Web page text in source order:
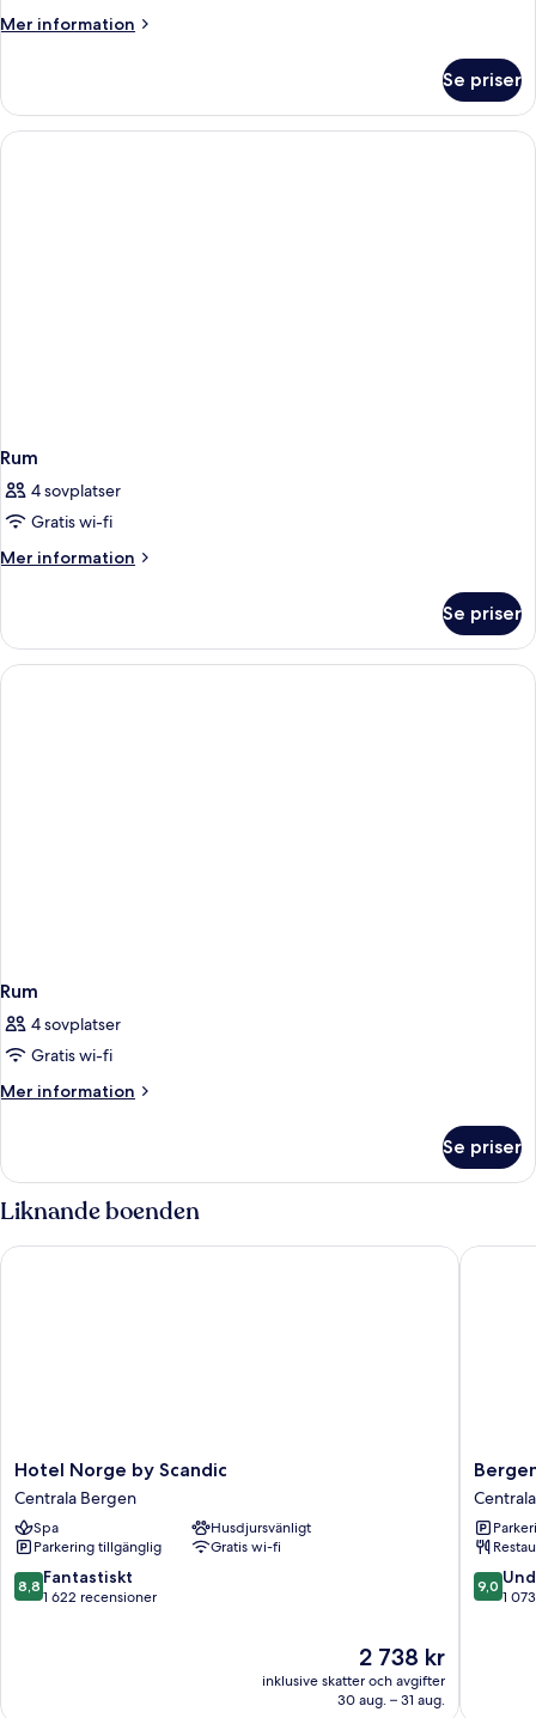
Mer information
Mer
Se priser
Rum
4 sovplatser
Gratis wi-fi
Mer information
Mer
Se priser
Rum
4 sovplatser
Gratis wi-fi
Mer information
Mer
Se priser
Liknande boenden
Hotel
Norge
by
Scandic
Centrala
Bergen
Hotel Norge by Scandic
Centrala Bergen
Spa
Husdjursvänligt
Parkering tillgänglig
Gratis wi-fi
8.8
av
8,8 Fantastiskt
1 622 recensioner
Priset
2 738 kr
2 738 kr
inklusive skatter och avgifter
30 aug. – 31 aug.
Hotel Norge by Scandic
Bergen
Børs
Hotel
Centrala
Bergen
9.0
av
9,0
1
Bergen